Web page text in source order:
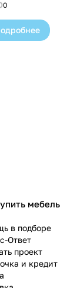
0
мебель
в подборе
Ответ
проект
и кредит